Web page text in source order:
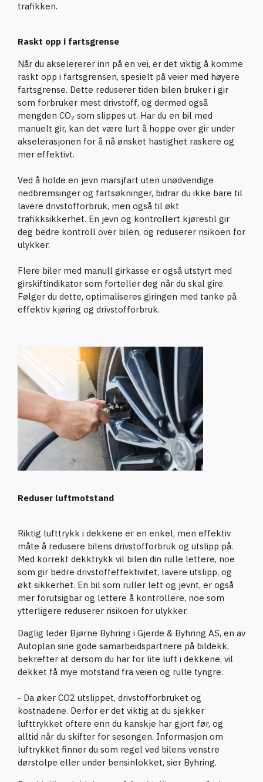
trafikken.
Raskt opp i fartsgrense
Når du akselererer inn på en vei, er det viktig å komme
raskt opp i fartsgrensen, spesielt på veier med høyere
fartsgrense. Dette reduserer tiden bilen bruker i gir
som forbruker mest drivstoff, og dermed også
mengden CO₂ som slippes ut. Har du en bil med
manuelt gir, kan det være lurt å hoppe over gir under
akselerasjonen for å nå ønsket hastighet raskere og
mer effektivt.
Ved å holde en jevn marsjfart uten unødvendige
nedbremsinger og fartsøkninger, bidrar du ikke bare til
lavere drivstofforbruk, men også til økt
trafikksikkerhet. En jevn og kontrollert kjørestil gir
deg bedre kontroll over bilen, og reduserer risikoen for
ulykker.
Flere biler med manull girkasse er også utstyrt med
girskiftindikator som forteller deg når du skal gire.
Følger du dette, optimaliseres giringen med tanke på
effektiv kjøring og drivstofforbruk.
Reduser luftmotstand
Riktig lufttrykk i dekkene er en enkel, men effektiv
måte å redusere bilens drivstofforbruk og utslipp på.
Med korrekt dekktrykk vil bilen din rulle lettere, noe
som gir bedre drivstoffeffektivitet, lavere utslipp, og
økt sikkerhet. En bil som ruller lett og jevnt, er også
mer forutsigbar og lettere å kontrollere, noe som
ytterligere reduserer risikoen for ulykker.
Daglig leder Bjørne Byhring i Gjerde & Byhring AS, en av
Autoplan sine gode samarbeidspartnere på bildekk,
bekrefter at dersom du har for lite luft i dekkene, vil
dekket få mye motstand fra veien og rulle tyngre.
- Da øker CO2 utslippet, drivstofforbruket og
kostnadene. Derfor er det viktig at du sjekker
lufttrykket oftere enn du kanskje har gjort før, og
alltid når du skifter for sesongen. Informasjon om
luftrykket finner du som regel ved bilens venstre
dørstolpe eller under bensinlokket, sier Byhring.